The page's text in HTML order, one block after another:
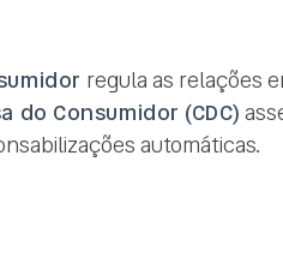
regula as relações
do Consumidor (CDC)
automáticas.